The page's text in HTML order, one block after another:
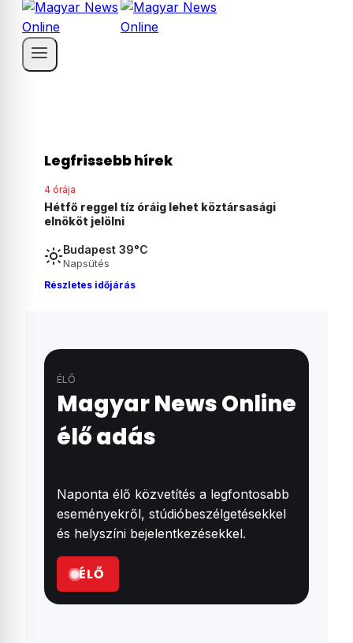
Legfrissebb hírek
4 órája
Szombaton szavaz a Tisza-frakció az
államfőjelöltjéről
Budapest 39°C
Napsütés
Részletes időjárás
ÉLŐ
Magyar News Online
élő adás
Naponta élő közvetítés a legfontosabb
eseményekről, stúdióbeszélgetésekkel
és helyszíni bejelentkezésekkel.
ÉLŐ